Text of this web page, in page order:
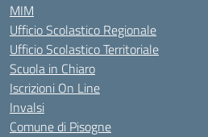
MIM
Ufficio Scolastico Regionale
Ufficio Scolastico Territoriale
Scuola in Chiaro
Iscrizioni On Line
Invalsi
Comune di Pisogne